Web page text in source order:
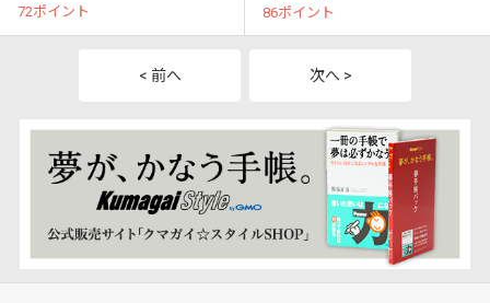
72ポイント 86ポイント
< 前へ 次へ >